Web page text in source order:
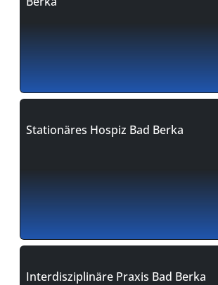
Stationäres Hospiz Bad Berka
Interdisziplinäre Praxis Bad Berka